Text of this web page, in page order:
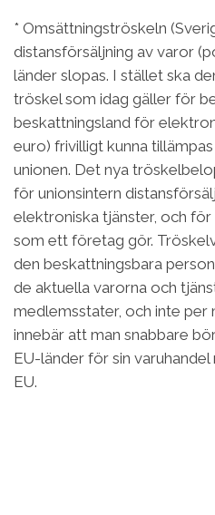
* Omsättningströskeln
distansförsäljning av varor
länder slopas. I stället ska
tröskel som idag gäller för
beskattningsland för
euro) frivilligt kunna
unionen. Det nya
för unionsintern
elektroniska tjänster, och
som ett företag gör.
den beskattningsbara
de aktuella varorna och
medlemsstater, och inte per
innebär att man snabbare
EU-länder för sin
EU.